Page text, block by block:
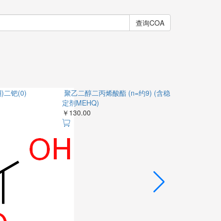
查询COA
二钯(0)
聚乙二醇二丙烯酸酯 (n=约9) (含稳
定剂MEHQ)
￥130.00